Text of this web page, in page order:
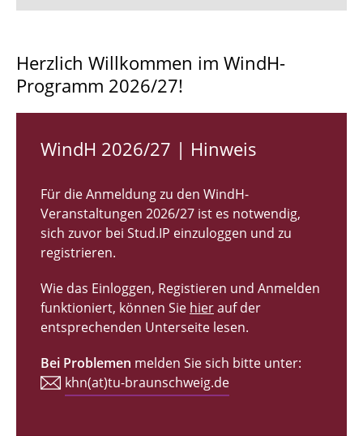
Veranstaltungen
Registrierung & Anmeldung
Referent*innen
FAQ
Kontakt
Herzlich Willkommen im WindH-
Programm 2026/27!
WindH 2026/27 | Hinweis
Für die Anmeldung zu den WindH-
Veranstaltungen 2026/27 ist es notwendig,
sich zuvor bei Stud.IP einzuloggen und zu
registrieren.
Wie das Einloggen, Registieren und Anmelden
funktioniert, können Sie hierauf der
entsprechenden Unterseite lesen.
Bei Problemen melden Sie sich bitte unter:
khn(at)tu-braunschweig.de